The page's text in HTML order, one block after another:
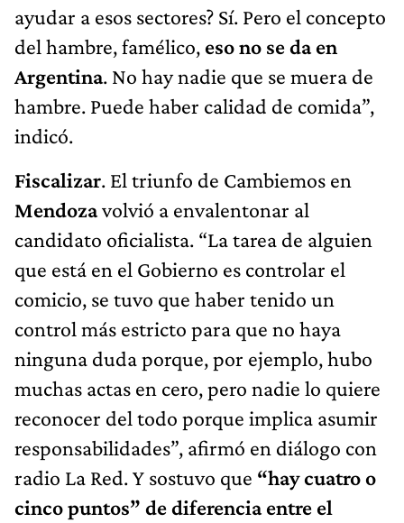
ayudar a esos sectores? Sí. Pero el concepto
del hambre, famélico, eso no se da en
Argentina. No hay nadie que se muera de
hambre. Puede haber calidad de comida”,
indicó.
Fiscalizar. El triunfo de Cambiemos en
Mendozavolvió a envalentonar al
candidato oficialista. “La tarea de alguien
que está en el Gobierno es controlar el
comicio, se tuvo que haber tenido un
control más estricto para que no haya
ninguna duda porque, por ejemplo, hubo
muchas actas en cero, pero nadie lo quiere
reconocer del todo porque implica asumir
responsabilidades”, afirmó en diálogo con
radio La Red. Y sostuvo que “hay cuatro o
cinco puntos” de diferencia entre el